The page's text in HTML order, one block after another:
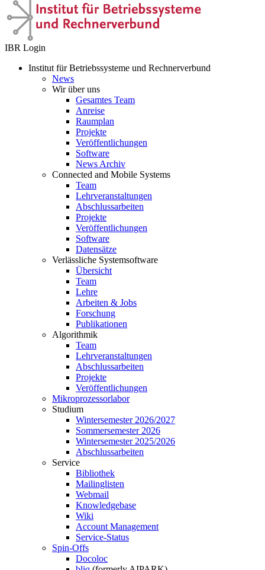
IBR Login
Institut für Betriebssysteme und Rechnerverbund
News
Wir über uns
Gesamtes Team
Anreise
Raumplan
Projekte
Veröffentlichungen
Software
News Archiv
Connected and Mobile Systems
Team
Lehrveranstaltungen
Abschlussarbeiten
Projekte
Veröffentlichungen
Software
Datensätze
Verlässliche Systemsoftware
Übersicht
Team
Lehre
Arbeiten & Jobs
Forschung
Publikationen
Algorithmik
Team
Lehrveranstaltungen
Abschlussarbeiten
Projekte
Veröffentlichungen
Mikroprozessorlabor
Studium
Wintersemester 2026/2027
Sommersemester 2026
Wintersemester 2025/2026
Abschlussarbeiten
Service
Bibliothek
Mailinglisten
Webmail
Knowledgebase
Wiki
Account Management
Service-Status
Spin-Offs
Docoloc